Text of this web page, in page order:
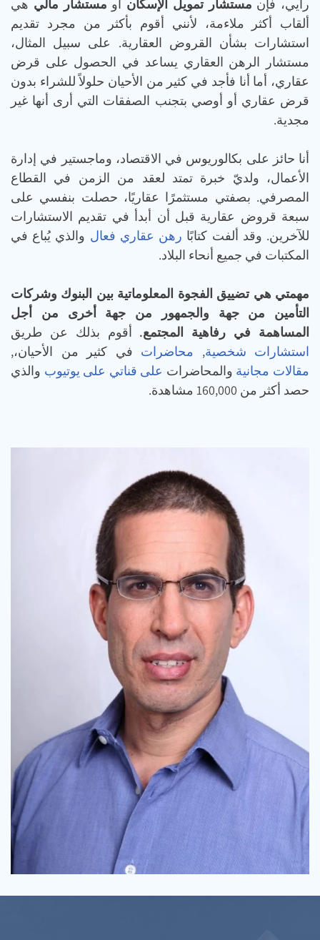
رأيي، فإن مستشار تمويل الإسكان أو مستشار مالي هي
ألقاب أكثر ملاءمة، لأنني أقوم بأكثر من مجرد تقديم
استشارات بشأن القروض العقارية. على سبيل المثال،
مستشار الرهن العقاري يساعد في الحصول على قرض
عقاري، أما أنا فأجد في كثير من الأحيان حلولاً للشراء بدون
قرض عقاري أو أوصي بتجنب الصفقات التي أرى أنها غير
مجدية.
أنا حائز على بكالوريوس في الاقتصاد، وماجستير في إدارة
الأعمال، ولديّ خبرة تمتد لعقد من الزمن في القطاع
المصرفي. بصفتي مستثمرًا عقاريًا، حصلت بنفسي على
سبعة قروض عقارية قبل أن أبدأ في تقديم الاستشارات
للآخرين. وقد ألفت كتابًا رهن عقاري فعال والذي يُباع في
المكتبات في جميع أنحاء البلاد.
مهمتي هي تضييق الفجوة المعلوماتية بين البنوك وشركات
التأمين من جهة والجمهور من جهة أخرى
من أجل
المساهمة في رفاهية المجتمع. أقوم بذلك عن طريق
استشارات شخصية, محاضرات في كثير من الأحيان،,
مقالات مجانية والمحاضرات على قناتي على يوتيوب والذي
حصد أكثر من 160,000 مشاهدة.